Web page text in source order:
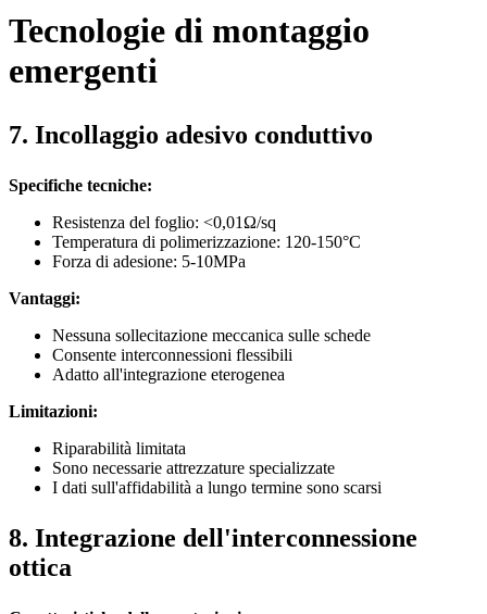
Tecnologie di montaggio
emergenti
7. Incollaggio adesivo conduttivo
Specifiche tecniche:
Resistenza del foglio: <0,01Ω/sq
Temperatura di polimerizzazione: 120-150°C
Forza di adesione: 5-10MPa
Vantaggi:
Nessuna sollecitazione meccanica sulle schede
Consente interconnessioni flessibili
Adatto all'integrazione eterogenea
Limitazioni:
Riparabilità limitata
Sono necessarie attrezzature specializzate
I dati sull'affidabilità a lungo termine sono scarsi
8. Integrazione dell'interconnessione
ottica